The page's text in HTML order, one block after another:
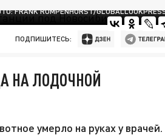
FRANK RUMPENHORST/
ПОДПИШИТЕСЬ:
НА ЛОДОЧНОЙ
умерло на руках у врачей.